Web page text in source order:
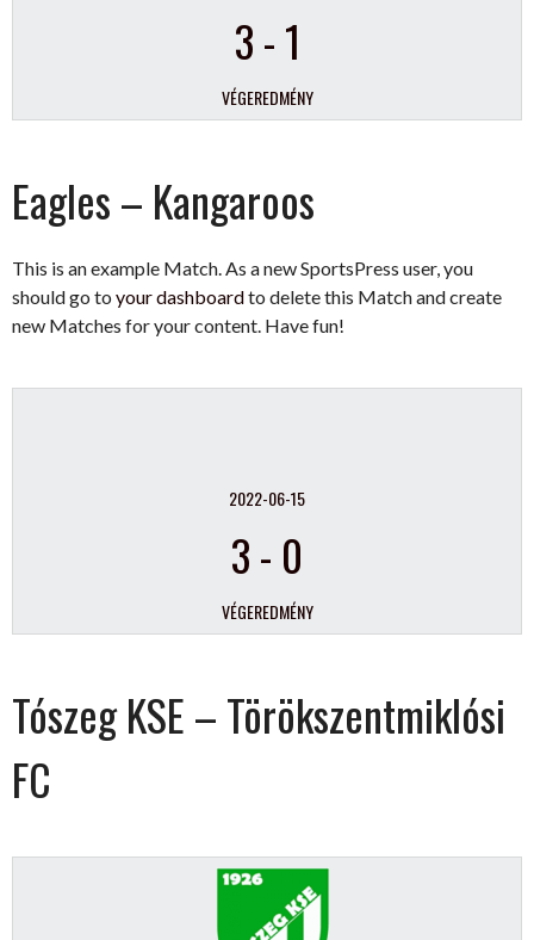
3-1
VÉGEREDMÉNY
Eagles – Kangaroos
This is an example Match. As a new SportsPress user, you
should go to your dashboardto delete this Match and create
new Matches for your content. Have fun!
2022-06-15
3- 0
VÉGEREDMÉNY
Tószeg KSE – Törökszentmiklósi
FC